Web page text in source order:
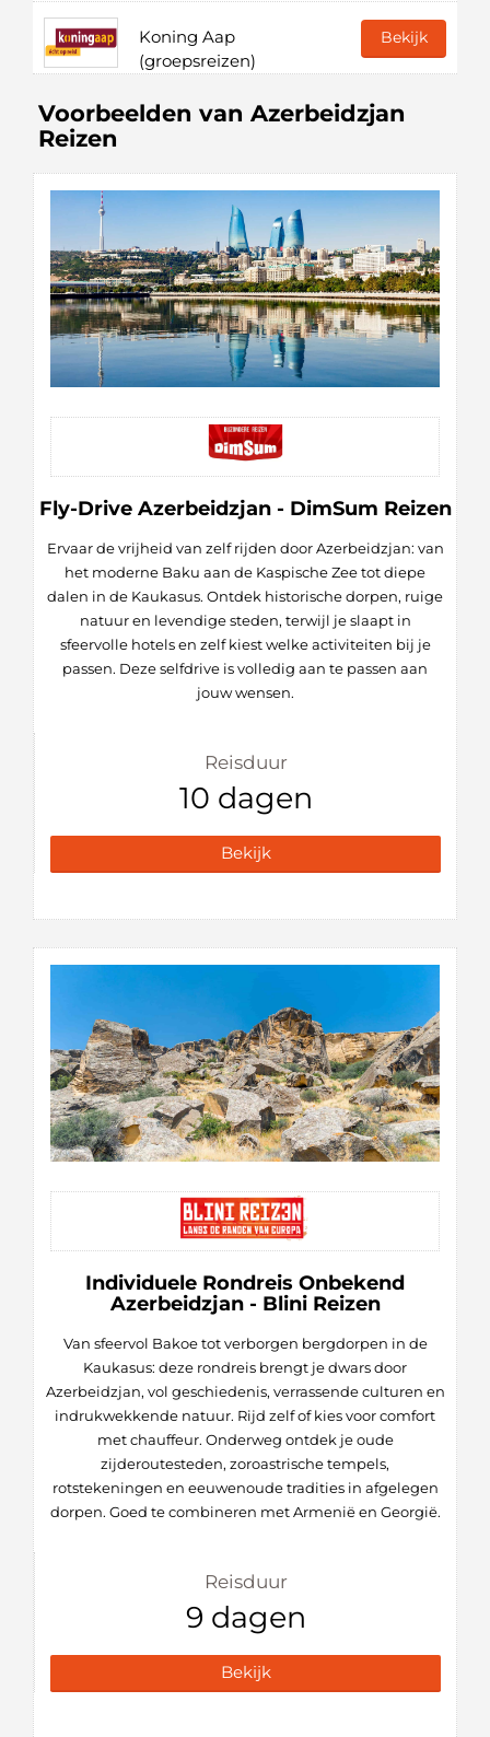
Koning Aap
(groepsreizen)
Bekijk
Voorbeelden van Azerbeidzjan
Reizen
Fly-Drive Azerbeidzjan - DimSum Reizen
Ervaar de vrijheid van zelf rijden door Azerbeidzjan: van
het moderne Baku aan de Kaspische Zee tot diepe
dalen in de Kaukasus. Ontdek historische dorpen, ruige
natuur en levendige steden, terwijl je slaapt in
sfeervolle hotels en zelf kiest welke activiteiten bij je
passen. Deze selfdrive is volledig aan te passen aan
jouw wensen.
Reisduur
10 dagen
Bekijk
Individuele Rondreis Onbekend
Azerbeidzjan - Blini Reizen
Van sfeervol Bakoe tot verborgen bergdorpen in de
Kaukasus: deze rondreis brengt je dwars door
Azerbeidzjan, vol geschiedenis, verrassende culturen en
indrukwekkende natuur. Rijd zelf of kies voor comfort
met chauffeur. Onderweg ontdek je oude
zijderoutesteden, zoroastrische tempels,
rotstekeningen en eeuwenoude tradities in afgelegen
dorpen. Goed te combineren met Armenië en Georgië.
Reisduur
9 dagen
Bekijk